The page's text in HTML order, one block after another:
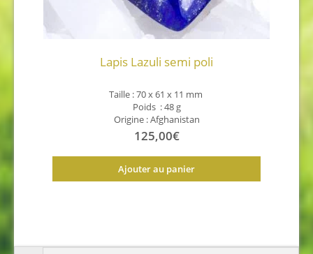
Lapis Lazuli semi poli
Taille : 70 x 61 x 11 mm
Poids : 48 g
Origine : Afghanistan
125,00€
Ajouter au panier